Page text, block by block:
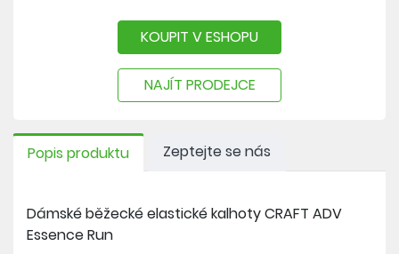
KOUPIT V ESHOPU
NAJÍT PRODEJCE
Popis produktu Zeptejte se nás
Dámské běžecké elastické kalhoty CRAFT ADV
Essence Run